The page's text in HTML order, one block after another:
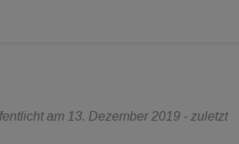
am 13. Dezember 2019 - zuletzt